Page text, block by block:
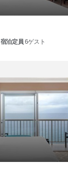
宿泊定員 6ゲスト